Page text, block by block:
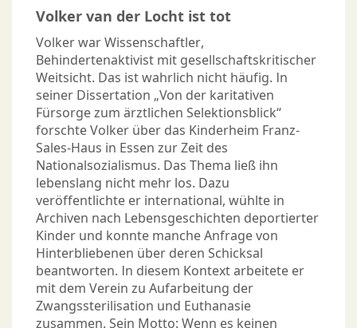
Volker van der Locht ist tot
Volker war Wissenschaftler,
Behindertenaktivist mit gesellschaftskritischer
Weitsicht. Das ist wahrlich nicht häufig. In
seiner Dissertation „Von der karitativen
Fürsorge zum ärztlichen Selektionsblick“
forschte Volker über das Kinderheim Franz-
Sales-Haus in Essen zur Zeit des
Nationalsozialismus. Das Thema ließ ihn
lebenslang nicht mehr los. Dazu
veröffentlichte er international, wühlte in
Archiven nach Lebensgeschichten deportierter
Kinder und konnte manche Anfrage von
Hinterbliebenen über deren Schicksal
beantworten. In diesem Kontext arbeitete er
mit dem Verein zu Aufarbeitung der
Zwangssterilisation und Euthanasie
zusammen. Sein Motto: Wenn es keinen